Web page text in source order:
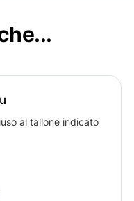
al tallone indicato